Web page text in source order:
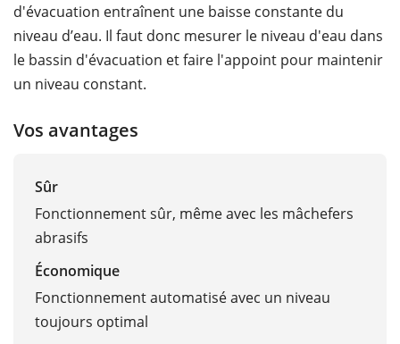
d'évacuation entraînent une baisse constante du
niveau d’eau. Il faut donc mesurer le niveau d'eau dans
le bassin d'évacuation et faire l'appoint pour maintenir
un niveau constant.
Vos avantages
Sûr
Fonctionnement sûr, même avec les mâchefers
abrasifs
Économique
Fonctionnement automatisé avec un niveau
toujours optimal